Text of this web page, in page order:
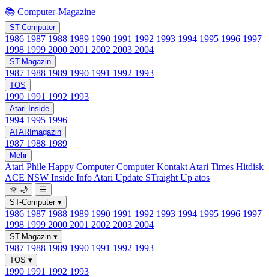
📚 Computer-Magazine
ST-Computer
1986 1987 1988 1989 1990 1991 1992 1993 1994 1995 1996 1997
1998 1999 2000 2001 2002 2003 2004
ST-Magazin
1987 1988 1989 1990 1991 1992 1993
TOS
1990 1991 1992 1993
Atari Inside
1994 1995 1996
ATARImagazin
1987 1988 1989
Mehr
Atari Phile Happy ComputerComputer Kontakt Atari Times Hitdisk
ACE NSW Inside Info Atari Update STraight Up atos
🌞 🌙
☰
ST-Computer ▾
1986 1987 1988 1989 1990 1991 1992 1993 1994 1995 1996 1997
1998 1999 2000 2001 2002 2003 2004
ST-Magazin ▾
1987 1988 1989 1990 1991 1992 1993
TOS ▾
1990 1991 1992 1993